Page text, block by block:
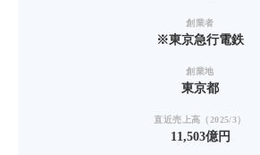
創業者
※東京急行電鉄
創業地
東京都
直近売上高（2025/3）
11,503億円